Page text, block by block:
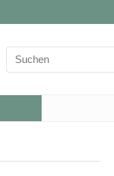
Search
for: